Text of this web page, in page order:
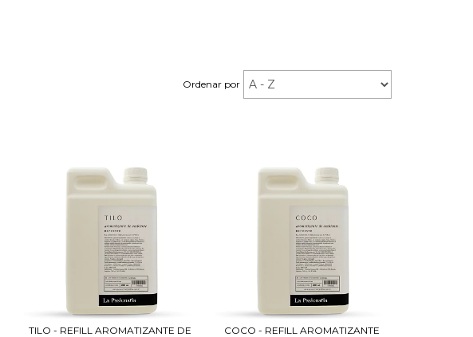
Ordenar por
TILO - REFILL AROMATIZANTE DE
COCO - REFILL AROMATIZANTE